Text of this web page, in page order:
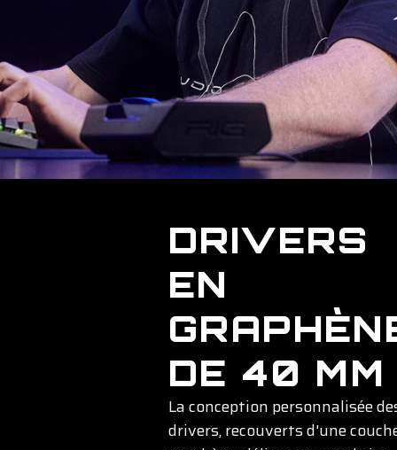
DRIVERS
EN
DE 40 MM
La conception personnalisée
drivers, recouverts d'une